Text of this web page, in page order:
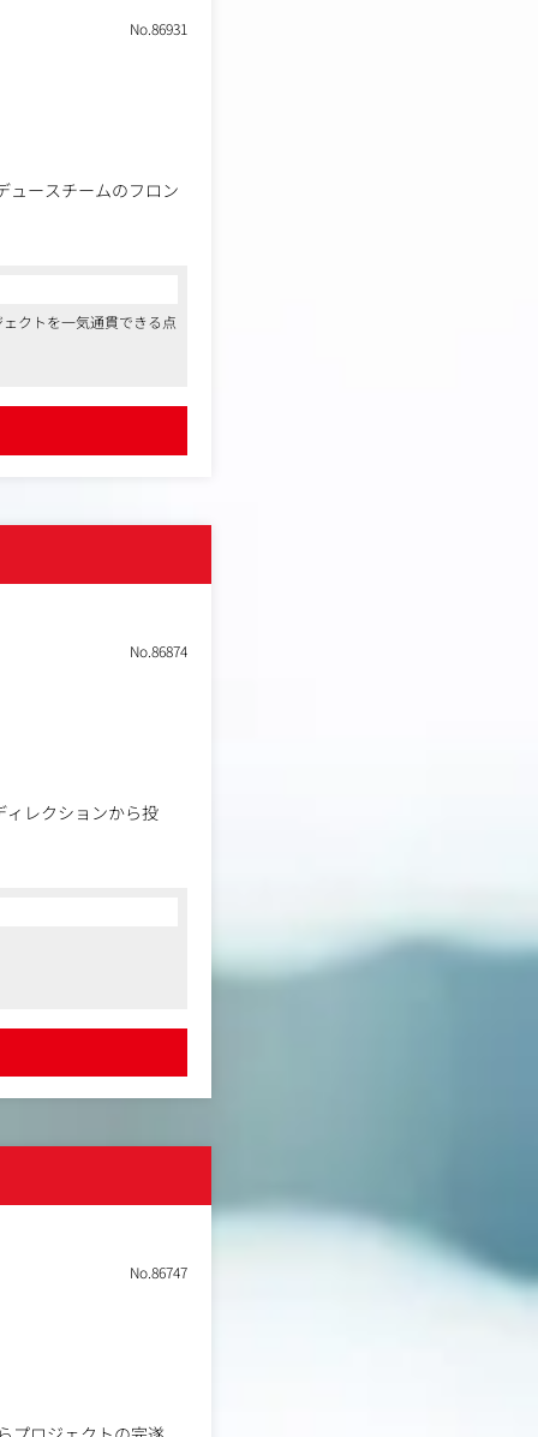
No.86931
ュースチームのフロン
クトを一気通貫できる点
No.86874
ィレクションから投
の実行をお任せしま
数業界の案件を通じ
No.86747